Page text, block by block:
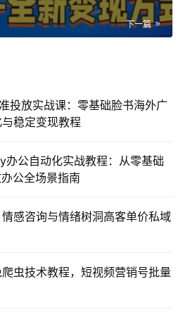
下一篇
投放实战课：零基础脸书海外广
稳定变现教程
公自动化实战教程：从零基础
公全场景指南
感咨询与情绪树洞高客单价私域
虫技术教程，短视频营销号批量